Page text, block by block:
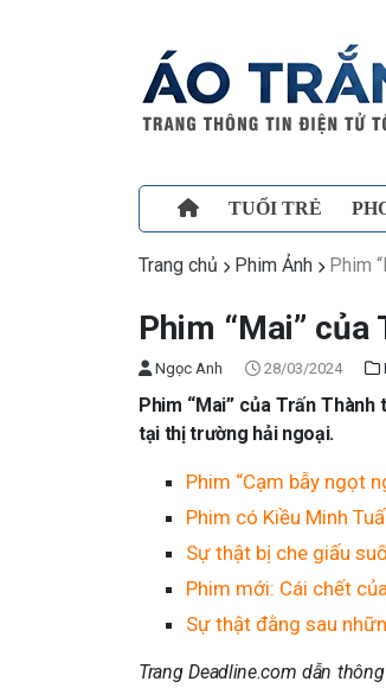
TUỔI TRẺ
Trang chủ Phim Ảnh Phim
Phim “Mai” của
Ngọc Anh 28/03/2024
Phim “Mai” của Trấn
tại thị trường hải ngoại.
Phim “Cạm bẫy ngọt
Phim có Kiều Minh
Sự thật bị che giấu
Phim mới: Cái chết
Sự thật đằng sau
Trang Deadline.com dẫn